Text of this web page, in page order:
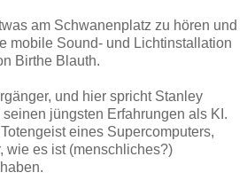
am Schwanenplatz zu hören und
mobile Sound- und Lichtinstallation
Birthe Blauth.
und hier spricht Stanley
jüngsten Erfahrungen als KI.
eines Supercomputers,
wie es ist (menschliches?)